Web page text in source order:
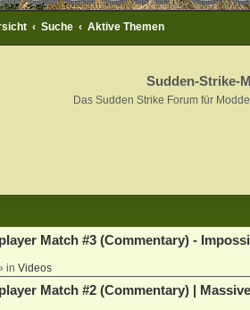
Suche Aktive Themen
Sudden-Strike-
Das Sudden Strike Forum für
Match #3 (Commentary) -
in Videos
Match #2 (Commentary) | Massive